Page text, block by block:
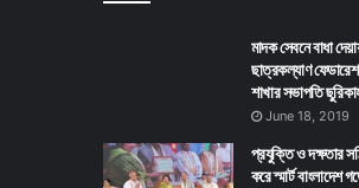
মাদক সেবনে বাধা
ছাত্রকল্যাণ
শাখার সভাপতি
June 18, 2019
প্রযুক্তি ও দক্ষতার
করে স্মার্ট বাংলাদেশ